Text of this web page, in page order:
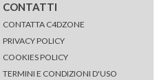
CONTATTI
CONTATTA C4DZONE
PRIVACY POLICY
COOKIES POLICY
TERMINI E CONDIZIONI D'USO